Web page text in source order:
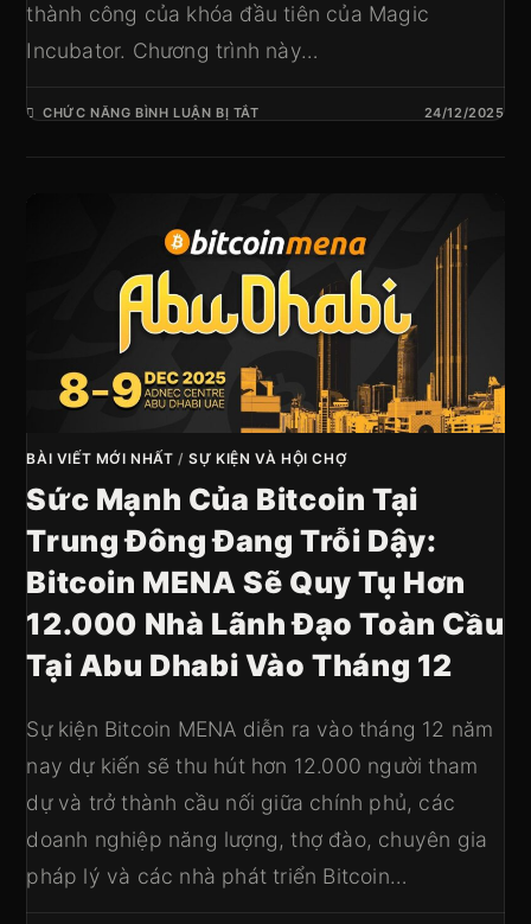
thành công của khóa đầu tiên của Magic
Incubator. Chương trình này…
CHỨC NĂNG BÌNH LUẬN BỊ TẮT 24/12/2025
BÀI VIẾT MỚI NHẤT /SỰ KIỆN VÀ HỘI CHỢ
Sức Mạnh Của Bitcoin Tại
Trung Đông Đang Trỗi Dậy:
Bitcoin MENA Sẽ Quy Tụ Hơn
12.000 Nhà Lãnh Đạo Toàn Cầu
Tại Abu Dhabi Vào Tháng 12
Sự kiện Bitcoin MENA diễn ra vào tháng 12 năm
nay dự kiến sẽ thu hút hơn 12.000 người tham
dự và trở thành cầu nối giữa chính phủ, các
doanh nghiệp năng lượng, thợ đào, chuyên gia
pháp lý và các nhà phát triển Bitcoin…